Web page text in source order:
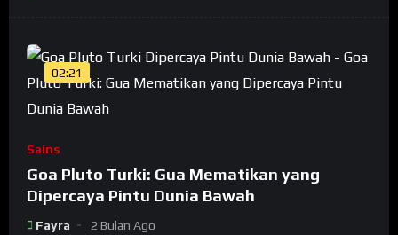
02:21
Sains
Goa Pluto Turki: Gua Mematikan yang
Dipercaya Pintu Dunia Bawah
Fayra 2 Bulan Ago